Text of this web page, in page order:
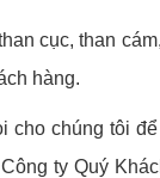
cục, than
hàng.
cho chúng tôi
ty Quý